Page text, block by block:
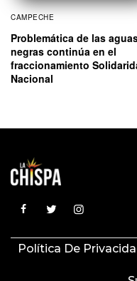
CAMPECHE
Problemática de las
negras continúa en el
fraccionamiento
Nacional
Política De